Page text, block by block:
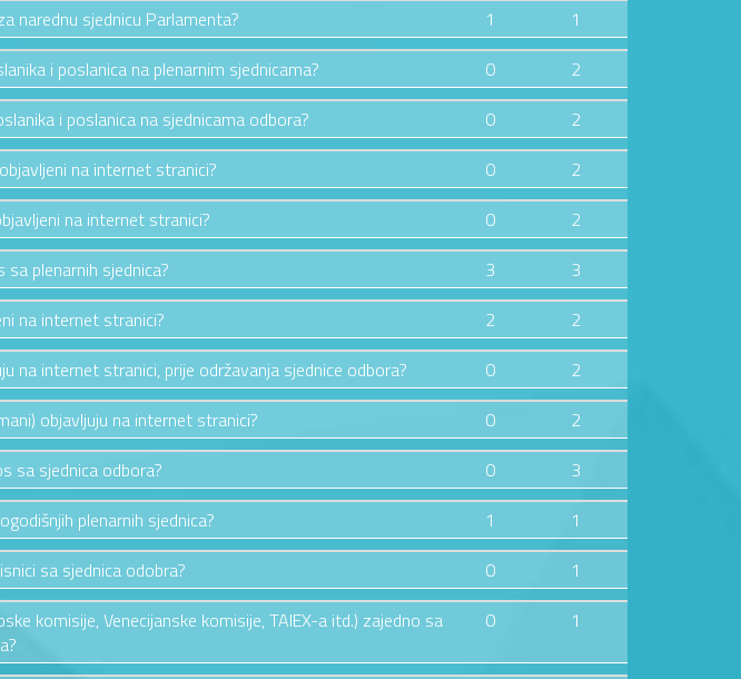
narednu sjednicu Parlamenta? 1
1
i poslanica na plenarnim sjednicama? 0
2
i poslanica na sjednicama odbora? 0
2
na internet stranici? 0
2
na internet stranici? 0
2
plenarnih sjednica? 3
3
na internet stranici? 2
2
na internet stranici, prije održavanja sjednice odbora? 0
2
objavljuju na internet stranici? 0
2
sa sjednica odbora? 0
3
plenarnih sjednica? 1
1
sa sjednica odobra? 0
1
komisije, Venecijanske komisije, TAIEX-a itd.) zajedno sa
0 1